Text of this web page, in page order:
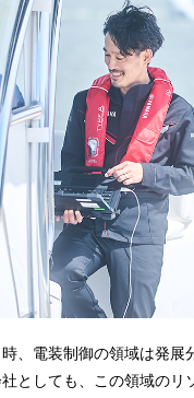
、電装制御の領域は発展
としても、この領域のリ